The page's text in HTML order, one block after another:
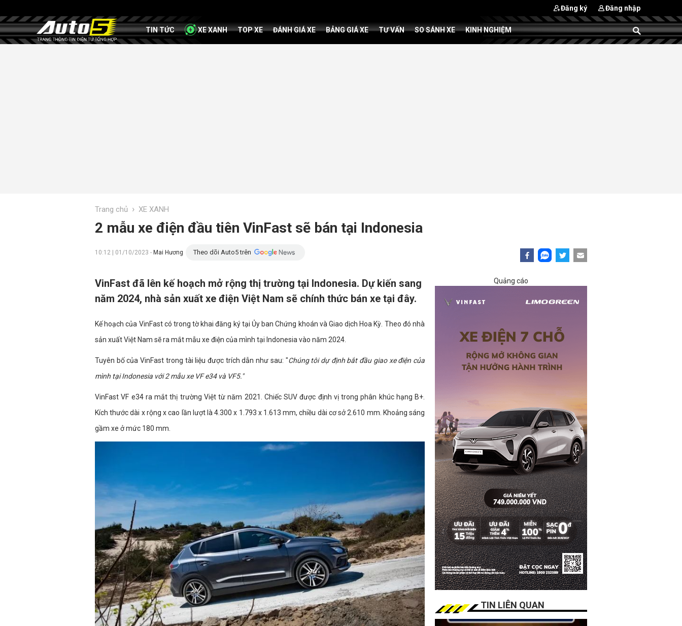
Đăng ký Đăng nhập
TIN TỨC XE XANH TOP XE ĐÁNH GIÁ XE BẢNG GIÁ XE TƯ VẤN SO SÁNH XE KINH NGHIỆM
Trang chủ › XE XANH
2 mẫu xe điện đầu tiên VinFast sẽ bán tại Indonesia
10:12 | 01/10/2023 - Mai Hương Theo dõi Auto5 trên
VinFast đã lên kế hoạch mở rộng thị trường tại Indonesia. Dự kiến sang
năm 2024, nhà sản xuất xe điện Việt Nam sẽ chính thức bán xe tại đây.
Kế hoạch của VinFast có trong tờ khai đăng ký tại Ủy ban Chứng khoán và Giao dịch Hoa Kỳ. Theo đó nhà
sản xuất Việt Nam sẽ ra mắt mẫu xe điện của mình tại Indonesia vào năm 2024.
Tuyên bố của VinFast trong tài liệu được trích dẫn như sau: "Chúng tôi dự định bắt đầu giao xe điện của
mình tại Indonesia với 2 mẫu xe VF e34 và VF5."
VinFast VF e34 ra mắt thị trường Việt từ năm 2021. Chiếc SUV được định vị trong phân khúc hạng B+.
Kích thước dài x rộng x cao lần lượt là 4.300 x 1.793 x 1.613 mm, chiều dài cơ sở 2.610 mm. Khoảng sáng
gầm xe ở mức 180 mm.
Quảng cáo
TIN LIÊN QUAN